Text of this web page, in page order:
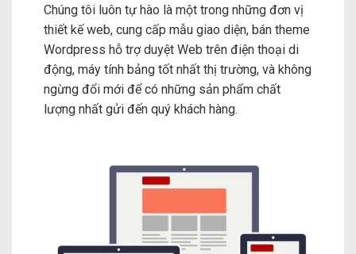
Chúng tôi luôn tự hào là một trong những đơn vị
thiết kế web, cung cấp mẫu giao diện, bán theme
Wordpress hỗ trợ duyệt Web trên điện thoại di
động, máy tính bảng tốt nhất thị trường, và không
ngừng đổi mới để có những sản phẩm chất
lượng nhất gửi đến quý khách hàng.